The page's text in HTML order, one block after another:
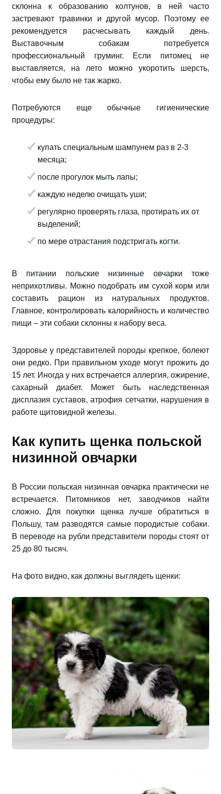
склонна к образованию колтунов, в ней часто
застревают травинки и другой мусор. Поэтому ее
рекомендуется расчесывать каждый день.
Выставочным собакам потребуется
профессиональный груминг. Если питомец не
выставляется, на лето можно укоротить шерсть,
чтобы ему было не так жарко.
Потребуются еще обычные гигиенические
процедуры:
купать специальным шампунем раз в 2-3
месяца;
после прогулок мыть лапы;
каждую неделю очищать уши;
регулярно проверять глаза, протирать их от
выделений;
по мере отрастания подстригать когти.
В питании польские низинные овчарки тоже
неприхотливы. Можно подобрать им сухой корм или
составить рацион из натуральных продуктов.
Главное, контролировать калорийность и количество
пищи – эти собаки склонны к набору веса.
Здоровье у представителей породы крепкое, болеют
они редко. При правильном уходе могут прожить до
15 лет. Иногда у них встречается аллергия, ожирение,
сахарный диабет. Может быть наследственная
дисплазия суставов, атрофия сетчатки, нарушения в
работе щитовидной железы.
Как купить щенка польской
низинной овчарки
В России польская низинная овчарка практически не
встречается. Питомников нет, заводчиков найти
сложно. Для покупки щенка лучше обратиться в
Польшу, там разводятся самые породистые собаки.
В переводе на рубли представители породы стоят от
25 до 80 тысяч.
На фото видно, как должны выглядеть щенки: